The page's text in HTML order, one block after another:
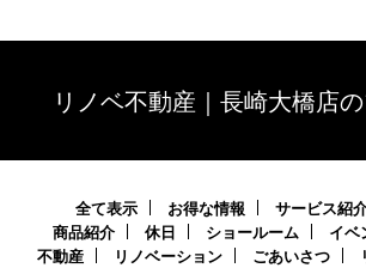
リノベ不動産｜長崎大橋店
全て表示 お得な情報 サービス紹
商品紹介
休日 ショールーム イベ
不動産
リノベーション ごあいさつ